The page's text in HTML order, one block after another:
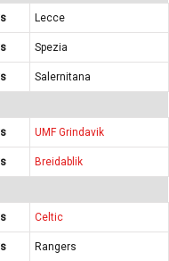
Lecce
Spezia
Salernitana
UMF Grindavik
Breidablik
Celtic
Rangers